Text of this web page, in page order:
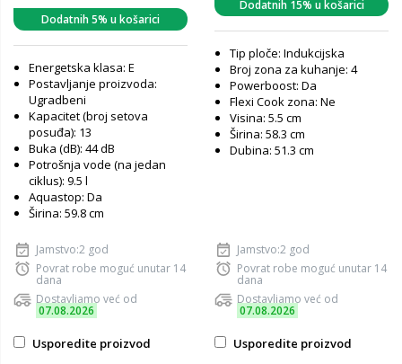
Dodatnih 5% u košarici
Energetska klasa: E
Postavljanje proizvoda:
Ugradbeni
Kapacitet (broj setova
posuđa): 13
Buka (dB): 44 dB
Potrošnja vode (na jedan
ciklus): 9.5 l
Aquastop: Da
Širina: 59.8 cm
Jamstvo:2 god
Povrat robe moguć unutar 14
dana
Dostavljamo već od
07.08.2026
Usporedite proizvod
Dodatnih 15% u košarici
Tip ploče: Indukcijska
Broj zona za kuhanje: 4
Powerboost: Da
Flexi Cook zona: Ne
Visina: 5.5 cm
Širina: 58.3 cm
Dubina: 51.3 cm
Jamstvo:2 god
Povrat robe moguć unutar 14
dana
Dostavljamo već od
07.08.2026
Usporedite proizvod